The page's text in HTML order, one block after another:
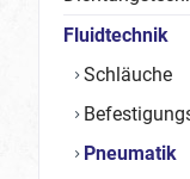
Fluidtechnik
Schläuche
Pneumatik